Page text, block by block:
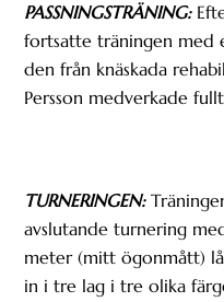
PASSNINGSTRÄNING:
fortsatte träningen med
den från knäskada
Persson medverkade
TURNERINGEN:
avslutande turnering
meter (mitt ögonmått)
in i tre lag i tre olika